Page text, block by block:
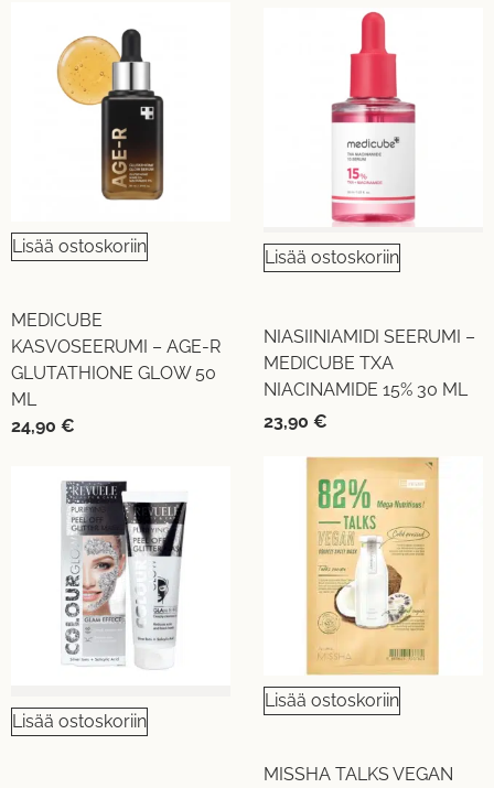
Lisää ostoskoriin
MEDICUBE
KASVOSEERUMI – AGE-R
GLUTATHIONE GLOW 50
ML
24,90 €
Lisää ostoskoriin
NIASIINIAMIDI SEERUMI –
MEDICUBE TXA
NIACINAMIDE 15% 30 ML
23,90 €
Lisää ostoskoriin
Lisää ostoskoriin
MISSHA TALKS VEGAN